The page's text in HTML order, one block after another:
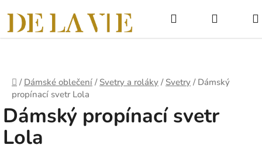
na
obsah
NÁKUPNÍ
KOŠÍK
Domů
/ Dámské oblečení / Svetry a roláky / Svetry / Dámský
propínací svetr Lola
Dámský propínací svetr
Lola